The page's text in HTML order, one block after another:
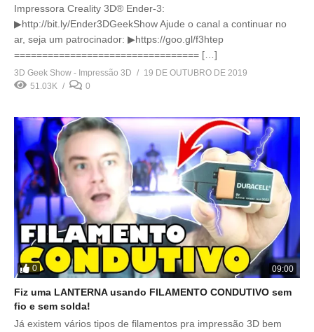
Impressora Creality 3D® Ender-3:
▶http://bit.ly/Ender3DGeekShow Ajude o canal a continuar no
ar, seja um patrocinador: ▶https://goo.gl/f3htep
================================= […]
3D Geek Show - Impressão 3D
19 DE OUTUBRO DE 2019
51.03K
0
0 09:00
Fiz uma LANTERNA usando FILAMENTO CONDUTIVO sem
fio e sem solda!
Já existem vários tipos de filamentos pra impressão 3D bem